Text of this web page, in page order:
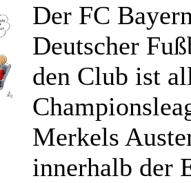
Der FC
Deutscher
den Club ist
Merkels
innerhalb der